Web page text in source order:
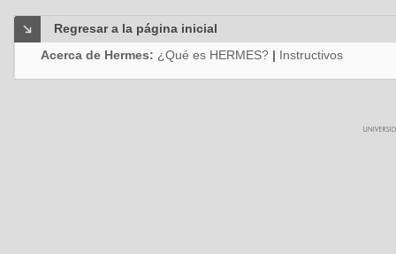
Regresar a la página inicial
Acerca de Hermes: ¿Qué es HERMES? | Instructivos